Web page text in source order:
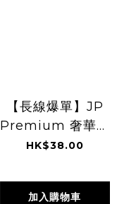
【長線爆單】JP
Premium 奢華升
級版 美味棒 明太子
TK260808
HK$38.00
加入購物車